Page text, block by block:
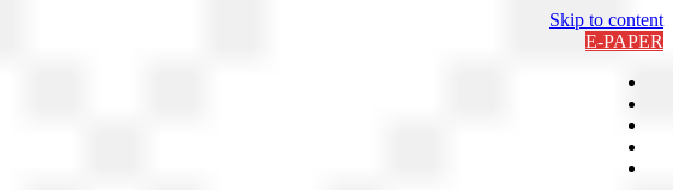
Skip to content
E-PAPER